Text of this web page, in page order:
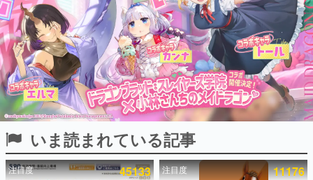
電ファミのいま読まれている記事ランキング
アプリセール情報
インタビュー
連載・特集一覧
殿堂入り記事
SNS拡散数が数千以上！ ページビュー数万以上！ などな
ど。多くの人々に読まれた、電ファミ渾身の“殿堂入り”記
事をまとめました。
いま読まれている記事
注目度 45133 注目度 11176